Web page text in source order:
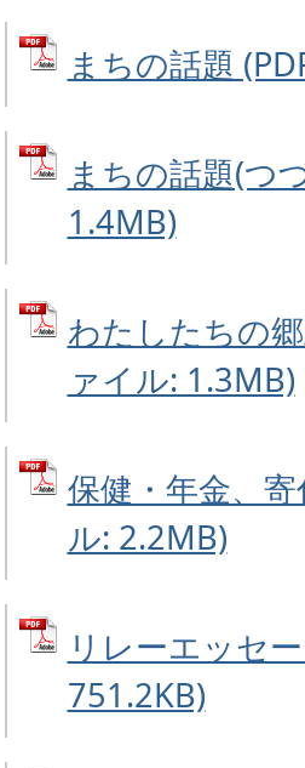
まちの話題
まちの話題(つ
1.4MB)
わたしたちの
ァイル: 1.3MB)
保健・年金、
ル: 2.2MB)
リレーエッセ
751.2KB)